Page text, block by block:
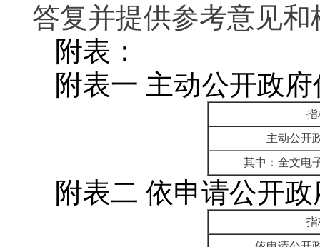
答复并提供参考意见
附表：
附表一 主动公开政
指
主动公开
其中：全文电
附表二 依申请公开
指